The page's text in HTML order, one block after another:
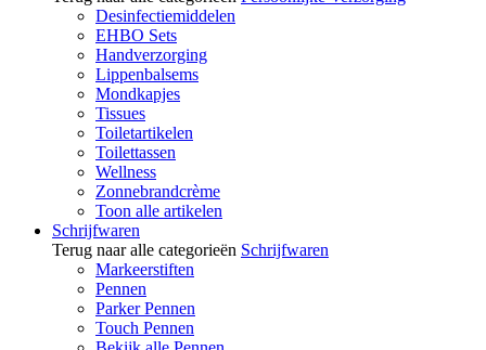
Desinfectiemiddelen
EHBO Sets
Handverzorging
Lippenbalsems
Mondkapjes
Tissues
Toiletartikelen
Toilettassen
Wellness
Zonnebrandcrème
Toon alle artikelen
Schrijfwaren
Terug naar alle categorieën Schrijfwaren
Markeerstiften
Pennen
Parker Pennen
Touch Pennen